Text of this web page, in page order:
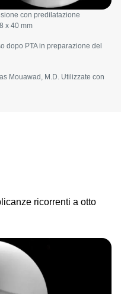
con predilatazione
x 40 mm
dopo PTA in preparazione del
Mouawad, M.D. Utilizzate con
ricorrenti a otto